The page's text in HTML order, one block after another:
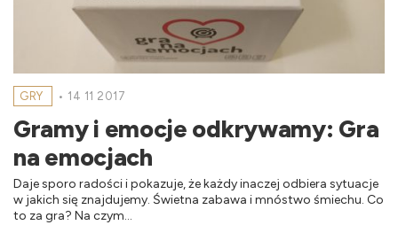
GRY • 14 11 2017
Gramy i emocje odkrywamy: Gra
na emocjach
Daje sporo radości i pokazuje, że każdy inaczej odbiera sytuacje
w jakich się znajdujemy. Świetna zabawa i mnóstwo śmiechu. Co
to za gra? Na czym...